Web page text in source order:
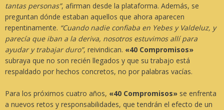
tantas personas”, afirman desde la plataforma. Además, se
preguntan dónde estaban aquellos que ahora aparecen
repentinamente. “Cuando nadie confiaba en Yebes y Valdeluz, y
parecía que iban a la deriva, nosotros estuvimos allí para
ayudar y trabajar duro”, reivindican. «40 Compromisos»
subraya que no son recién llegados y que su trabajo está
respaldado por hechos concretos, no por palabras vacías.
Para los próximos cuatro años, «40 Compromisos» se enfrenta
a nuevos retos y responsabilidades, que tendrán el efecto de un